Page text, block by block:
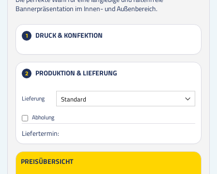
Bannerpräsentation im Innen- und Außenbereich.
1 DRUCK & KONFEKTION
2 PRODUKTION & LIEFERUNG
Lieferung
Abholung
Liefertermin:
PREISÜBERSICHT